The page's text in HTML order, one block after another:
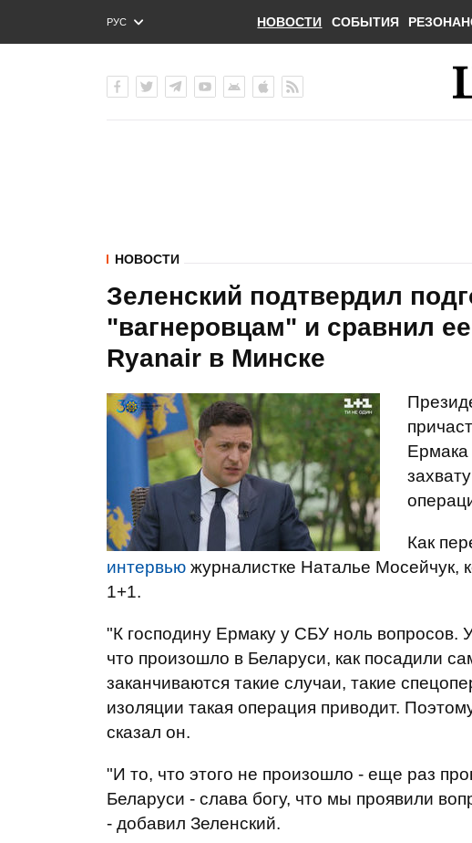
РУС
ENG
НОВОСТИ СОБЫТИЯ
НОВОСТИ
Зеленский подтвердил
"вагнеровцам" и сравнил
Ryanair в Минске
Ермака
Как
интервью журналистке Наталье Мосейчук,
1+1.
"К господину Ермаку у СБУ ноль
что произошло в Беларуси, как посадили
заканчиваются такие случаи, такие
изоляции такая операция приводит.
сказал он.
"И то, что этого не произошло - еще раз
Беларуси - слава богу, что мы проявили
- добавил Зеленский.